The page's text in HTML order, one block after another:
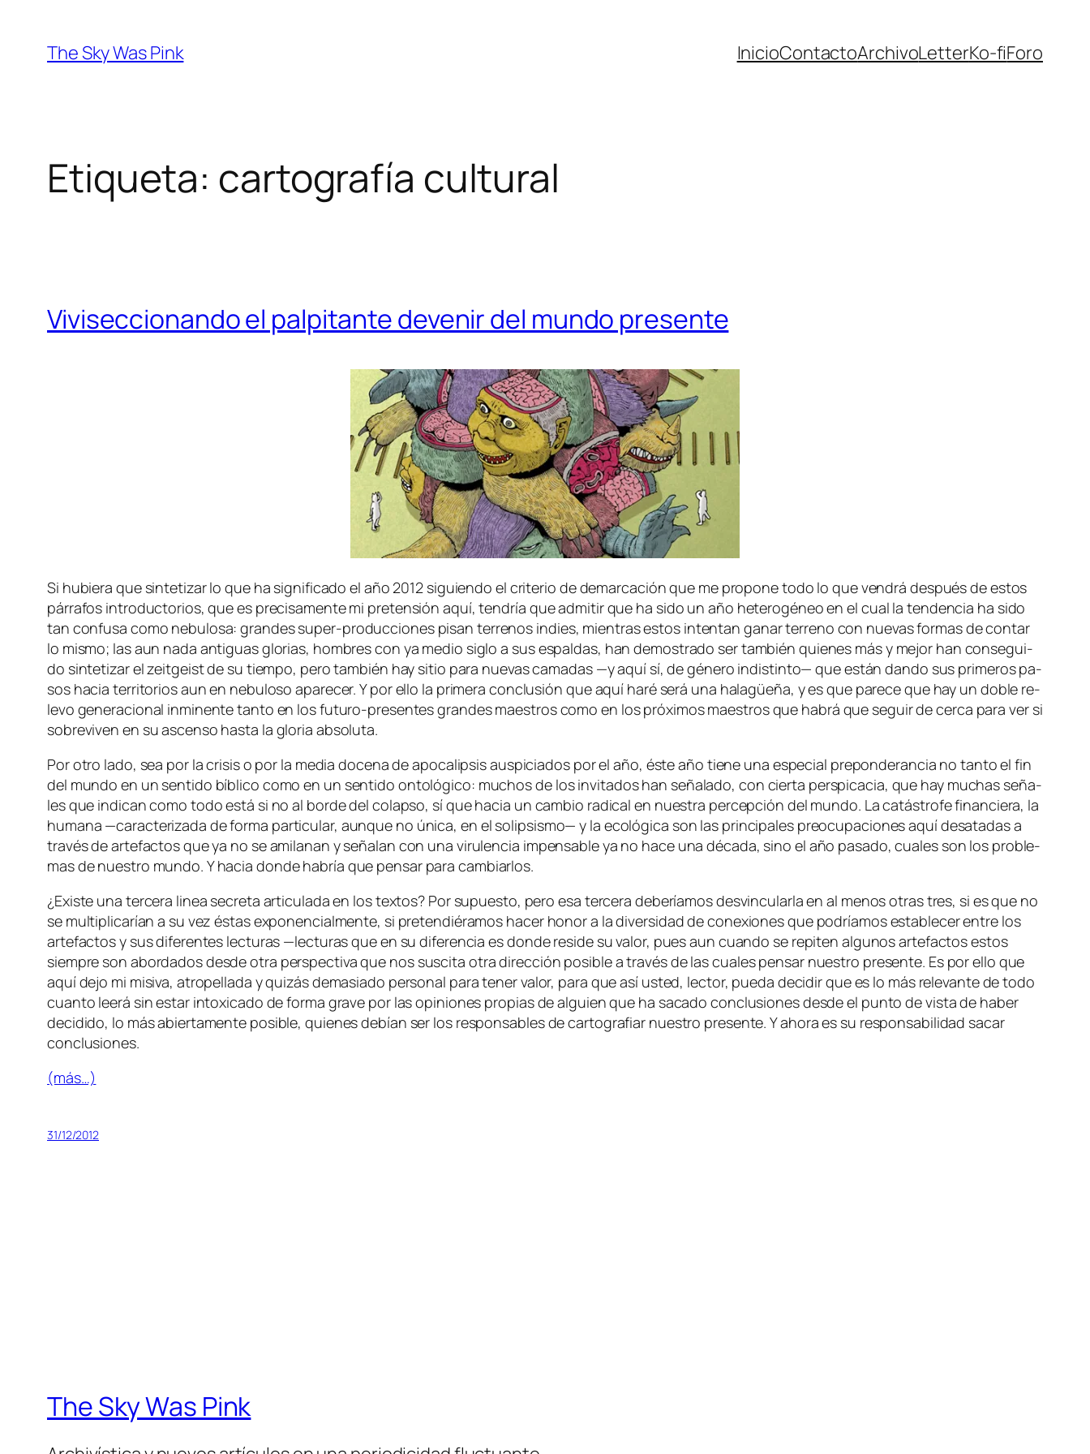
contenido
The Sky Was Pink InicioContactoArchivoLetterKo-fiForo
Etiqueta: cartografía cultural
Viviseccionando el palpitante devenir del mundo presente
Si hu­bie­ra que sin­te­ti­zar lo que ha sig­ni­fi­ca­do el año 2012 si­guien­do el cri­te­rio de de­mar­ca­ción que me pro­po­ne to­do lo que ven­drá des­pués de es­tos
pá­rra­fos in­tro­duc­to­rios, que es pre­ci­sa­men­te mi pre­ten­sión aquí, ten­dría que ad­mi­tir que ha si­do un año he­te­ro­gé­neo en el cual la ten­den­cia ha si­do
tan con­fu­sa co­mo ne­bu­lo­sa: gran­des super-producciones pi­san te­rre­nos in­dies, mien­tras es­tos in­ten­tan ga­nar te­rreno con nue­vas for­mas de con­tar
lo mis­mo; las aun na­da an­ti­guas glo­rias, hom­bres con ya me­dio si­glo a sus es­pal­das, han de­mos­tra­do ser tam­bién quie­nes más y me­jor han con­se­gui­
do sin­te­ti­zar elzeit­geistde su tiem­po, pe­ro tam­bién hay si­tio pa­ra nue­vas ca­ma­das —y aquí sí, de gé­ne­ro in­dis­tin­to— que es­tán dan­do sus pri­me­ros pa­
sos ha­cia te­rri­to­rios aun en ne­bu­lo­so apa­re­cer. Y por ello la pri­me­ra con­clu­sión que aquí ha­ré se­rá una ha­la­güe­ña, y es que pa­re­ce que hay un do­ble re­
le­vo ge­ne­ra­cio­nal in­mi­nen­te tan­to en los futuro-presentes gran­des maes­tros co­mo en los pró­xi­mos maes­tros que ha­brá que se­guir de cer­ca pa­ra ver si
so­bre­vi­ven en su as­cen­so has­ta la glo­ria absoluta.
Por otro la­do, sea por la cri­sis o por la me­dia do­ce­na de apo­ca­lip­sis aus­pi­cia­dos por el año, és­te año tie­ne una es­pe­cial pre­pon­de­ran­cia no tan­to el fin
del mun­do en un sen­ti­do bí­bli­co co­mo en un sen­ti­do on­to­ló­gi­co: mu­chos de los in­vi­ta­dos han se­ña­la­do, con cier­ta pers­pi­ca­cia, que hay mu­chas se­ña­
les que in­di­can co­mo to­do es­tá si no al bor­de del co­lap­so, sí que ha­cia un cam­bio ra­di­cal en nues­tra per­cep­ción del mun­do. La ca­tás­tro­fe fi­nan­cie­ra, la
hu­ma­na —ca­rac­te­ri­za­da de for­ma par­ti­cu­lar, aun­que no úni­ca, en el so­lip­sis­mo— y la eco­ló­gi­ca son las prin­ci­pa­les preo­cu­pa­cio­nes aquí des­ata­das a
tra­vés de ar­te­fac­tos que ya no se ami­la­nan y se­ña­lan con una vi­ru­len­cia im­pen­sa­ble ya no ha­ce una dé­ca­da, sino el año pa­sa­do, cua­les son los pro­ble­
mas de nues­tro mun­do. Y ha­cia don­de ha­bría que pen­sar pa­ra cambiarlos.
¿Existe una ter­ce­ra li­nea se­cre­ta ar­ti­cu­la­da en los tex­tos? Por su­pues­to, pe­ro esa ter­ce­ra de­be­ría­mos des­vin­cu­lar­la en al me­nos otras tres, si es que no
se mul­ti­pli­ca­rían a su vez és­tas ex­po­nen­cial­men­te, si pre­ten­dié­ra­mos ha­cer ho­nor a la di­ver­si­dad de co­ne­xio­nes que po­dría­mos es­ta­ble­cer en­tre los
ar­te­fac­tos y sus di­fe­ren­tes lec­tu­ras —lec­tu­ras que en su di­fe­ren­cia es don­de re­si­de su va­lor, pues aun cuan­do se re­pi­ten al­gu­nos ar­te­fac­tos es­tos
siem­pre son abor­da­dos des­de otra pers­pec­ti­va que nos sus­ci­ta otra di­rec­ción po­si­ble a tra­vés de las cua­les pen­sar nues­tro pre­sen­te. Es por ello que
aquí de­jo mi mi­si­va, atro­pe­lla­da y qui­zás de­ma­sia­do per­so­nal pa­ra te­ner va­lor, pa­ra que así us­ted, lec­tor, pue­da de­ci­dir que es lo más re­le­van­te de to­do
cuan­to lee­rá sin es­tar in­to­xi­ca­do de for­ma gra­ve por las opi­nio­nes pro­pias de al­guien que ha sa­ca­do con­clu­sio­nes des­de el pun­to de vis­ta de ha­ber
de­ci­di­do, lo más abier­ta­men­te po­si­ble, quie­nes de­bían ser los res­pon­sa­bles de car­to­gra­fiar nues­tro pre­sen­te. Y aho­ra es su res­pon­sa­bi­li­dad sa­car
conclusiones.
(más…)
31/12/2012
The Sky Was Pink